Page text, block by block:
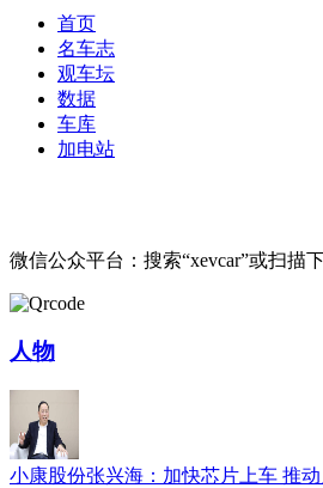
首页
名车志
观车坛
数据
车库
加电站
微信公众平台：搜索“xevcar”或扫描
人物
小康股份张兴海：加快芯片上车 推